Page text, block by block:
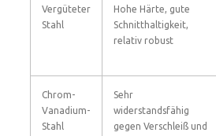
Vergüteter
Stahl
Hohe Härte, gute
Schnitthaltigkeit,
relativ robust
Chrom-
Vanadium-
Stahl
Sehr
widerstandsfähig
gegen Verschleiß und